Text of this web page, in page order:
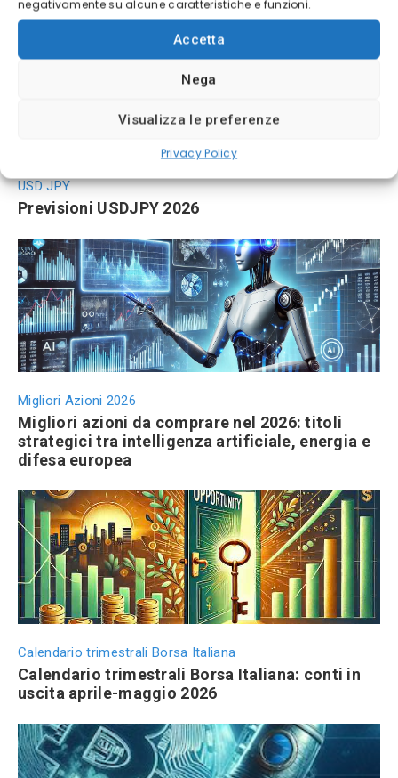
negativamente su alcune caratteristiche e funzioni.
Accetta
Nega
Visualizza le preferenze
Privacy Policy
USD JPY
Previsioni USDJPY 2026
Migliori Azioni 2026
Migliori azioni da comprare nel 2026: titoli
strategici tra intelligenza artificiale, energia e
difesa europea
Calendario trimestrali Borsa Italiana
Calendario trimestrali Borsa Italiana: conti in
uscita aprile-maggio 2026